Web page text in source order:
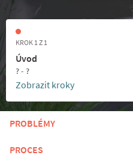
KROK 1 Z 1
Úvod
? - ?
Zobrazit kroky
PROBLÉMY
PROCES